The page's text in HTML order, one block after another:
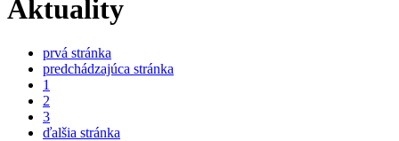
Aktuality
prvá stránka
predchádzajúca stránka
1
2
3
ďalšia stránka